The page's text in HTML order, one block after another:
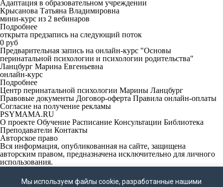
Адаптация в образовательном учреждении
Крысанова Татьяна Владимировна
мини-курс из 2 вебинаров
Подробнее
открыта предзапись на следующий поток
0 руб
Предварительная запись на онлайн-курс "Основы
перинатальной психологии и психологии родительства"
Ланцбург Марина Евгеньевна
онлайн-курс
Подробнее
Центр перинатальной психологии Марины Ланцбург
Правовые документы Договор-оферта Правила онлайн-оплаты
Согласие на получение рекламы
PSYMAMA.RU
О проекте Обучение Расписание Консультации Библиотека
Преподаватели Контакты
Авторское право
Вся информация, опубликованная на сайте, защищена
авторским правом, предназначена исключительно для личного
использования.
Запрещено копирование, перепечатывание и публикация
Мы используем файлы cookie, разработанные нашими